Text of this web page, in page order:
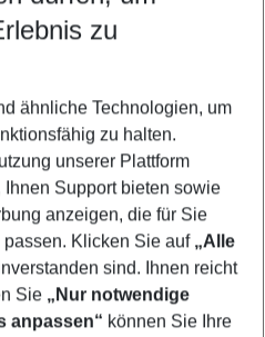
8 Nächte
Kinder
anzeigen
zu
ähnliche Technologien, um
zu halten.
unserer Plattform
Support bieten sowie
anzeigen, die für Sie
Klicken Sie auf „Alle
sind. Ihnen reicht
Sie „Nur notwendige
anpassen“ können Sie Ihre